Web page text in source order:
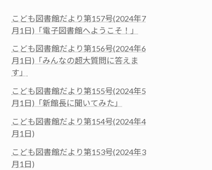
こども図書館だより第157号(2024年7
月1日)「電子図書館へようこそ！」
こども図書館だより第156号(2024年6
月1日)「みんなの超大質問に答えま
す」
こども図書館だより第155号(2024年5
月1日)「新館長に聞いてみた」
こども図書館だより第154号(2024年4
月1日)
こども図書館だより第153号(2024年3
月1日)